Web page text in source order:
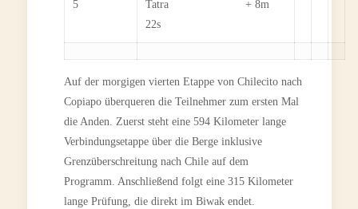
5
Tatra + 8m
22s
Auf der morgigen vierten Etappe von Chilecito nach
Copiapo überqueren die Teilnehmer zum ersten Mal
die Anden. Zuerst steht eine 594 Kilometer lange
Verbindungsetappe über die Berge inklusive
Grenzüberschreitung nach Chile auf dem
Programm. Anschließend folgt eine 315 Kilometer
lange Prüfung, die direkt im Biwak endet.